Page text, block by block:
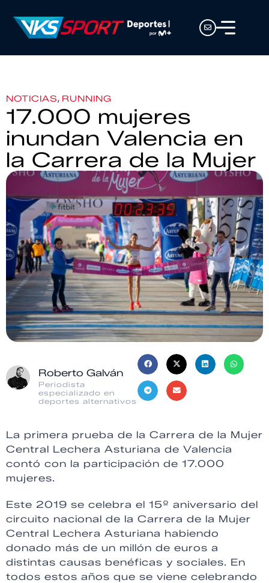
NOTICIAS, RUNNING
17.000 mujeres
inundan Valencia en
la Carrera de la Mujer
Roberto Galván
Periodista
especializado en
deportes alternativos
La primera prueba de la Carrera de la Mujer
Central Lechera Asturiana de Valencia
contó con la participación de 17.000
mujeres.
Este 2019 se celebra el 15º aniversario del
circuito nacional de la Carrera de la Mujer
Central Lechera Asturiana habiendo
donado más de un millón de euros a
distintas causas benéficas y sociales. En
todos estos años que se viene celebrando